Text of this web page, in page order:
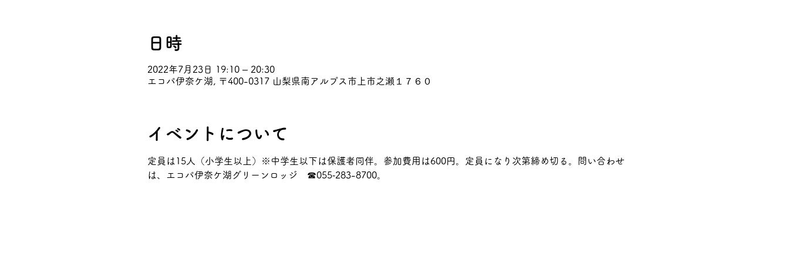
日時
2022年7月23日 19:10 – 20:30
エコパ伊奈ケ湖, 〒400-0317 山梨県南アルプス市上市之瀬１７６０
イベントについて
定員は15人（小学生以上）※中学生以下は保護者同伴。参加費用は600円。定員になり次第締め切る。問い合わせ
は、エコパ伊奈ケ湖グリーンロッジ　☎055‐283-8700。